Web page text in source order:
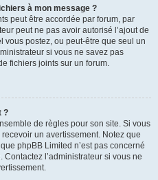
à mon message ?
peut être accordée par forum, par
peut ne pas avoir autorisé l’ajout de
vous postez, ou peut-être que seul un
si vous ne savez pas
fichiers joints sur un forum.
?
de règles pour son site. Si vous
un avertissement. Notez que
phpBB Limited n’est pas concerné
l’administrateur si vous ne